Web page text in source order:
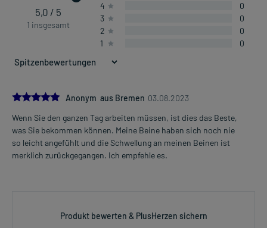
5,0 / 5
1 insgesamt
4
0
3
0
2
0
1
0
5.0Anonym aus Bremen 03.08.2023
Wenn Sie den ganzen Tag arbeiten müssen, ist dies das Beste,
was Sie bekommen können. Meine Beine haben sich noch nie
so leicht angefühlt und die Schwellung an meinen Beinen ist
merklich zurückgegangen. Ich empfehle es.
Produkt bewerten & PlusHerzen sichern